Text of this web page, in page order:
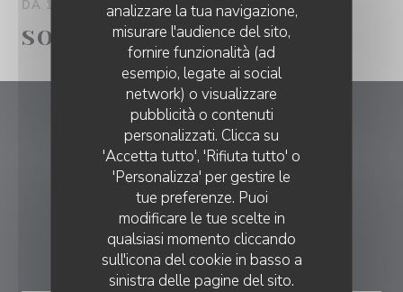
analizzare la tua navigazione,
misurare l'audience del sito,
fornire funzionalità (ad
esempio, legate ai social
network) o visualizzare
pubblicità o contenuti
personalizzati. Clicca su
'Accetta tutto', 'Rifiuta tutto' o
'Personalizza' per gestire le
tue preferenze. Puoi
modificare le tue scelte in
qualsiasi momento cliccando
sull'icona del cookie in basso a
sinistra delle pagine del sito.
DA 11/06/2026 A 11/08/2026 DA 11H45 A 00H00
SOIREES CORSES
La Table de La Fontaine
5127 ROUTE DE BERRE 13122 VENTABREN
04 42 92 09 10
PRENOTAZIONE
LA TABLE DE LA FONTAINE